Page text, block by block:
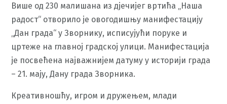
Више од 230 малишана из дјечијег вртића „Наша
радост“ отворило је овогодишњу манифестацију
„Дан града“ у Зворнику, исписујући поруке и
цртеже на главној градској улици. Манифестација
је посвећена најважнијем датуму у историји града
– 21. мају, Дану града Зворника.
Креативношћу, игром и дружењем, млади